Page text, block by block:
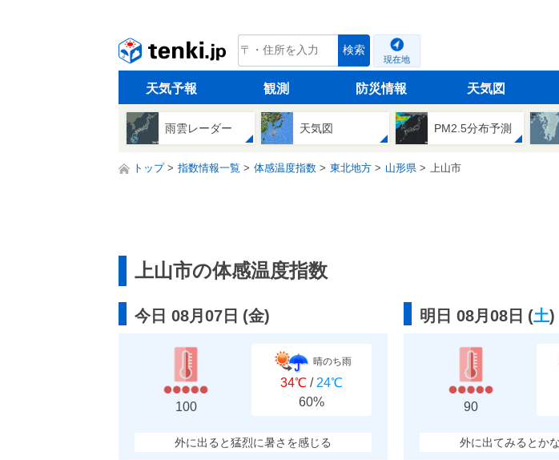
tenki.jp 検索
現在地
天気予報 観測 防災情報 天気図
雨雲レーダー 天気図 PM2.5分布予測
トップ 指数情報一覧 体感温度指数 東北地方 山形県 上山市
上山市の体感温度指数
今日 08月07日 (金)
100
晴のち雨
34℃ / 24℃
60%
外に出ると猛烈に暑さを感じる
明日 08月08日 (土)
90
外に出てみるとか